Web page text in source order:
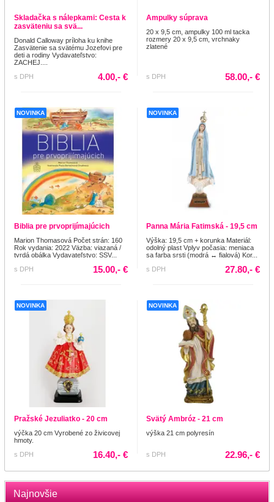
Skladačka s nálepkami: Cesta k
zasväteniu sa svä...
Donald Calloway príloha ku knihe
Zasvätenie sa svätému Jozefovi pre
deti a rodiny Vydavateľstvo:
ZACHEJ....
s DPH
4.00,- €
Ampulky súprava
20 x 9,5 cm, ampulky 100 ml tacka
rozmery 20 x 9,5 cm, vrchnaky
zlatené
s DPH 58.00,- €
NOVINKA
Biblia pre prvoprijímajúcich
Marion Thomasová Počet strán: 160
Rok vydania: 2022 Väzba: viazaná /
tvrdá obálka Vydavateľstvo: SSV...
s DPH
15.00,- €
NOVINKA
Panna Mária Fatimská - 19,5 cm
Výška: 19,5 cm + korunka Materiál:
odolný plast Vplyv počasia: meniaca
sa farba srsti (modrá ↔ fialová) Kor...
s DPH
27.80,- €
NOVINKA
Pražské Jezuliatko - 20 cm
výčka 20 cm Vyrobené zo živicovej
hmoty.
s DPH
16.40,- €
NOVINKA
Svätý Ambróz - 21 cm
výška 21 cm polyresín
s DPH 22.96,- €
Najnovšie